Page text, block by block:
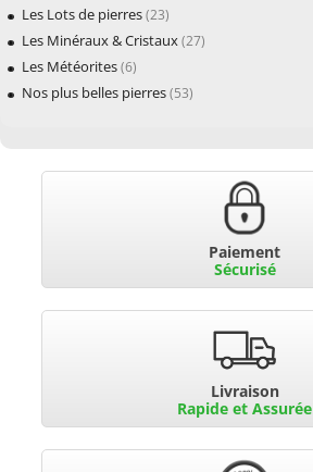
Les Lots de pierres(23)
Les Minéraux & Cristaux(27)
Les Météorites(6)
Nos plus belles pierres(53)
Paiement
Sécurisé
Livraison
Rapide et Assurée